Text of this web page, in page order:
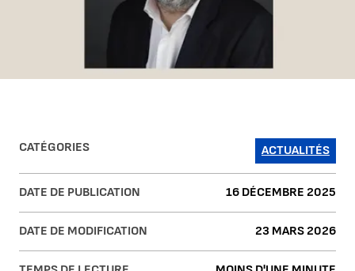
CATÉGORIES ACTUALITÉS
DATE DE PUBLICATION 16 DÉCEMBRE 2025
DATE DE MODIFICATION 23 MARS 2026